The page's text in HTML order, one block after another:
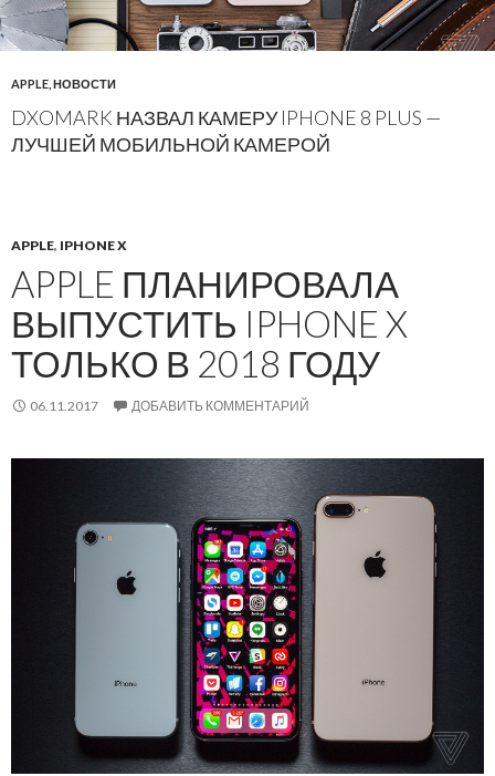
APPLE НОВОСТИ
DXOMARK НАЗВАЛ КАМЕРУ IPHONE 8 PLUS —
ЛУЧШЕЙ МОБИЛЬНОЙ КАМЕРОЙ
APPLE, IPHONE X
APPLE ПЛАНИРОВАЛА
ВЫПУСТИТЬ IPHONE X
ТОЛЬКО В 2018 ГОДУ
06.11.2017 ДОБАВИТЬ КОММЕНТАРИЙ